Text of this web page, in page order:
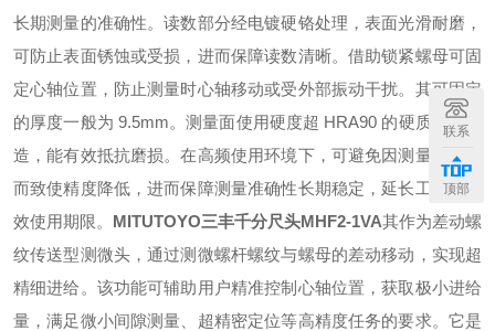
长期测量的准确性。读数部分经电镀硬铬处理，表面光滑耐磨，
可防止表面锈蚀或受损，进而保障读数清晰。 借助锁紧螺母可固
定心轴位置，防止测量时心轴移动或受外部振动干扰。其可固定
的厚度一般为 9.5mm。测量面使用硬度超 HRA90 的硬质合金打
造，能有效抵抗磨损。在高频使用环境下，可避免因测量面磨损
而致使精度降低，进而保障测量准确性长期稳定，延长工具的有
效使用期限。 MITUTOYO三丰千分尺头MHF2-1VA其作为差动螺
纹传送型测微头，通过测微螺杆螺纹与螺母的差动移动，实现超
精细进给。该功能可辅助用户精准控制心轴位置，获取极小进给
量，满足微小间隙测量、超精密定位等高精度任务的要求。 它是
联系
顶部